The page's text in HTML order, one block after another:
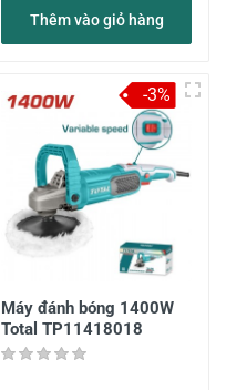
Thêm vào giỏ hàng
Máy đánh bóng 1400W
Total TP11418018
-3%